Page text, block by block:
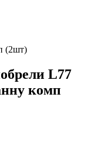
L77
комп